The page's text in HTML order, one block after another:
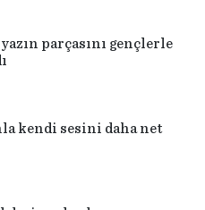
parçasını gençlerle
kendi sesini daha net